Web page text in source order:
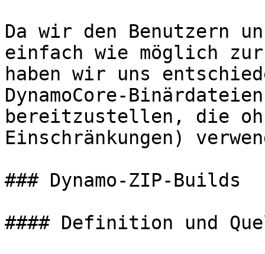
Da wir den Benutzern
einfach wie möglich
haben wir uns
DynamoCore-
bereitzustellen, die
Einschränkungen)
### Dynamo-ZIP-Builds
#### Definition und